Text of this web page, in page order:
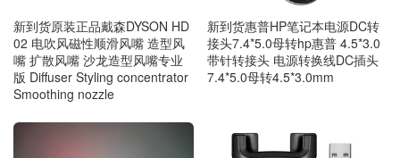
新到货原装正品戴森DYSON HD
02 电吹风磁性顺滑风嘴 造型风
嘴 扩散风嘴 沙龙造型风嘴专业
版 Diffuser Styling concentrator
Smoothing nozzle
新到货惠普HP笔记本电源DC转
接头7.4*5.0母转hp惠普 4.5*3.0
带针转接头 电源转换线DC插头
7.4*5.0母转4.5*3.0mm